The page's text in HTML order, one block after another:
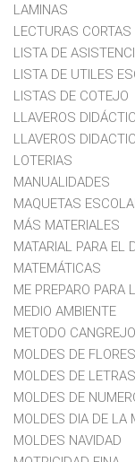
LAMINAS
LECTURAS CORTAS
LISTA DE
LISTA DE UTILES
LISTAS DE COTEJO
LLAVEROS
LLAVEROS
LOTERIAS
MANUALIDADES
MAQUETAS
MÁS MATERIALES
MATARIAL PARA EL
MATEMÁTICAS
ME PREPARO PARA
MEDIO AMBIENTE
METODO CANGREJO
MOLDES DE FLORES
MOLDES DE LETRAS
MOLDES DE
MOLDES DIA DE LA
MOLDES NAVIDAD